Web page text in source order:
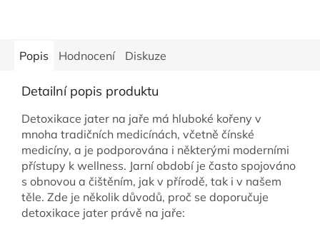
Popis Hodnocení Diskuze
Detailní popis produktu
Detoxikace jater na jaře má hluboké kořeny v
mnoha tradičních medicínách, včetně čínské
medicíny, a je podporována i některými moderními
přístupy k wellness. Jarní období je často spojováno
s obnovou a čištěním, jak v přírodě, tak i v našem
těle. Zde je několik důvodů, proč se doporučuje
detoxikace jater právě na jaře: